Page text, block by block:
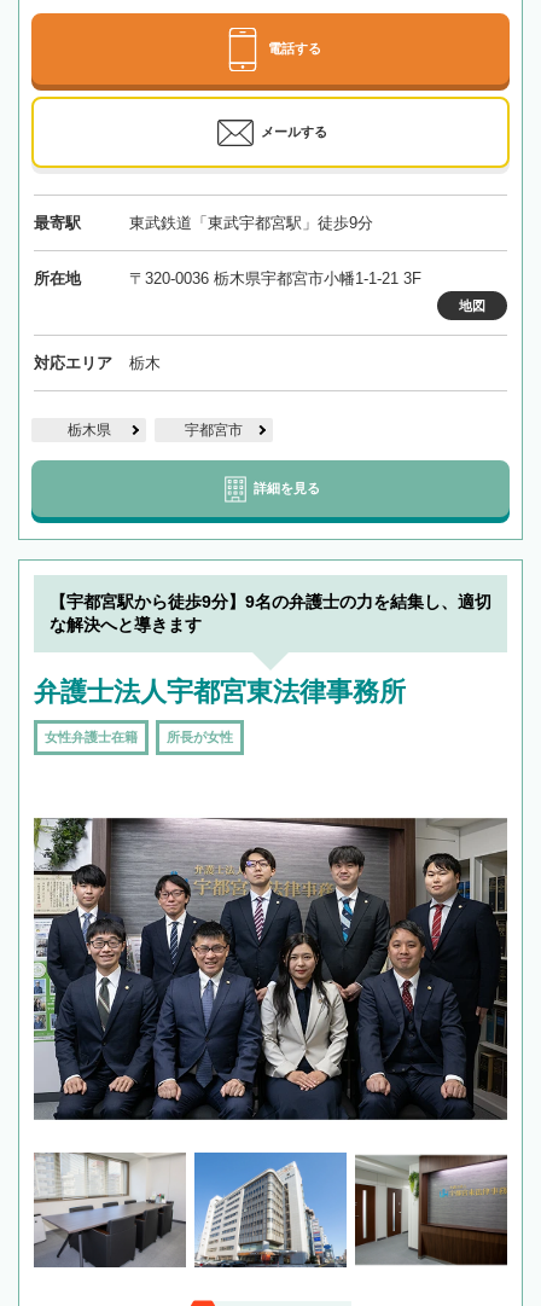
電話する
メールする
最寄駅 東武鉄道「東武宇都宮駅」徒歩9分
所在地 〒320-0036 栃木県宇都宮市小幡1-1-21 3F
地図
対応エリア 栃木
栃木県 宇都宮市
詳細を見る
【宇都宮駅から徒歩9分】9名の弁護士の力を結集し、適切
な解決へと導きます
弁護士法人宇都宮東法律事務所
女性弁護士在籍 所長が女性